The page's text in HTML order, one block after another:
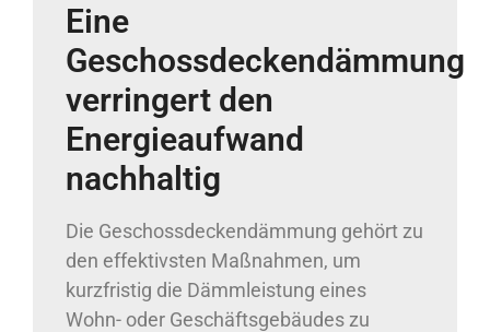
Eine
Geschossdeckendämmung
verringert den
Energieaufwand
nachhaltig
Die Geschossdeckendämmung gehört zu
den effektivsten Maßnahmen, um
kurzfristig die Dämmleistung eines
Wohn- oder Geschäftsgebäudes zu